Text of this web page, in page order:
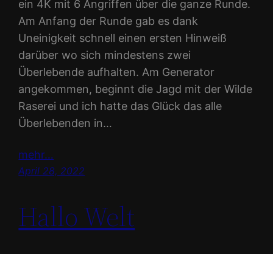
ein 4K mit 6 Angriffen über die ganze Runde.
Am Anfang der Runde gab es dank
Uneinigkeit schnell einen ersten Hinweiß
darüber wo sich mindestens zwei
Überlebende aufhalten. Am Generator
angekommen, beginnt die Jagd mit der Wilde
Raserei und ich hatte das Glück das alle
Überlebenden in…
mehr…
April 28, 2022
Hallo Welt